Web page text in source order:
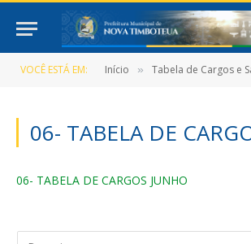
VOCÊ ESTÁ EM: Início » Tabela de Cargos e
06- TABELA DE
06- TABELA DE CARGOS JUNHO